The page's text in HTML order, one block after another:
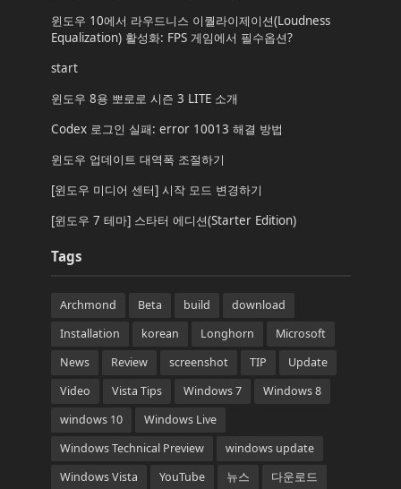
윈도우 10에서 라우드니스 이퀄라이제이션(Loudness
Equalization) 활성화: FPS 게임에서 필수옵션?
start
윈도우 8용 뽀로로 시즌 3 LITE 소개
Codex 로그인 실패: error 10013 해결 방법
윈도우 업데이트 대역폭 조절하기
[윈도우 미디어 센터] 시작 모드 변경하기
[윈도우 7 테마] 스타터 에디션(Starter Edition)
Tags
Archmond Beta build
download
Installation
korean Longhorn
Microsoft
News
Review screenshot TIP
Update
Video
Vista Tips Windows 7
Windows 8
windows 10
Windows Live
Windows Technical Preview
windows update
Windows Vista
YouTube 뉴스 다운로드